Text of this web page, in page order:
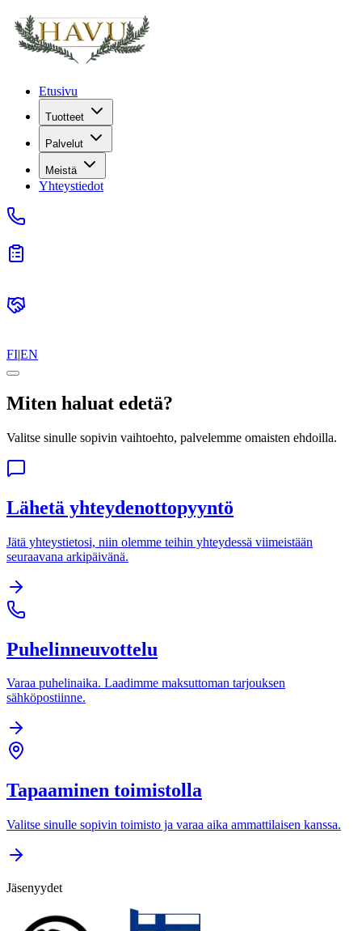
Etusivu
Tuotteet
Palvelut
Meistä
Yhteystiedot
FI|EN
Miten haluat edetä?
Valitse sinulle sopivin vaihtoehto, palvelemme omaisten ehdoilla.
Lähetä yhteydenottopyyntö
Jätä yhteystietosi, niin olemme teihin yhteydessä viimeistään
seuraavana arkipäivänä.
Puhelinneuvottelu
Varaa puhelinaika. Laadimme maksuttoman tarjouksen
sähköpostiinne.
Tapaaminen toimistolla
Valitse sinulle sopivin toimisto ja varaa aika ammattilaisen kanssa.
Jäsenyydet